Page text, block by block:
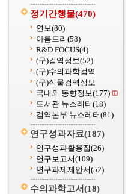
정기간행물(470)
연보(80)
아름드리(58)
R&D FOCUS(4)
(구)검역정보(52)
(구)수의과학검역
(구)식물검역정보
국내외 동향정보(177)
도서관 뉴스레터(18)
검역본부 뉴스레터(81)
연구성과자료(187)
연구성과활용집(26)
연구보고서(109)
연구과제제안서(52)
수의과학고서(18)